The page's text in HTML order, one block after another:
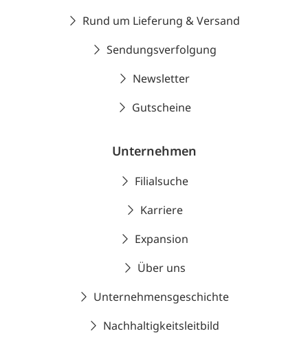
Rund um Lieferung & Versand
Sendungsverfolgung
Newsletter
Gutscheine
Unternehmen
Filialsuche
Karriere
Expansion
Über uns
Unternehmensgeschichte
Nachhaltigkeitsleitbild